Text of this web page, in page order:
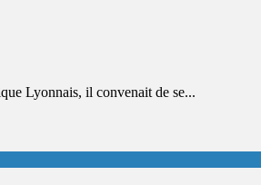
Lyonnais, il convenait de se...